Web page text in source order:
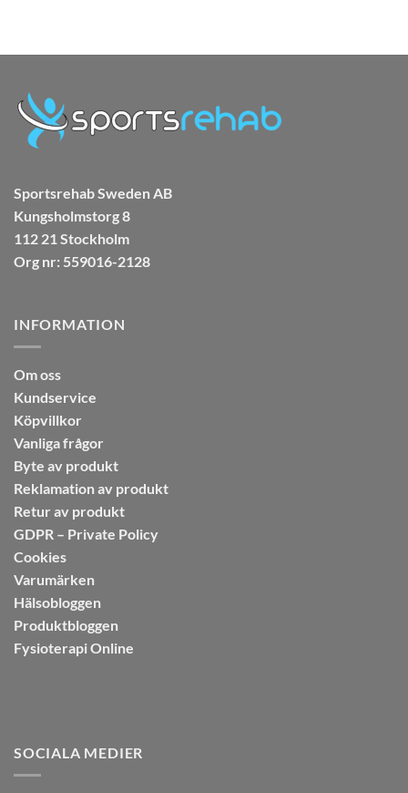
Sportsrehab Sweden AB
Kungsholmstorg 8
112 21 Stockholm
Org nr: 559016-2128
INFORMATION
Om oss
Kundservice
Köpvillkor
Vanliga frågor
Byte av produkt
Reklamation av produkt
Retur av produkt
GDPR – Private Policy
Cookies
Varumärken
Hälsobloggen
Produktbloggen
Fysioterapi Online
SOCIALA MEDIER